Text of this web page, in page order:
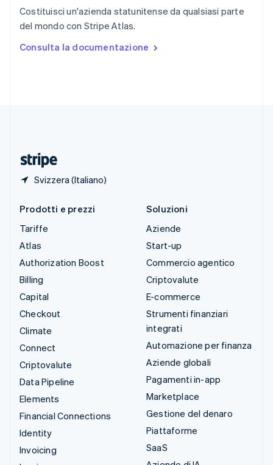
Costituisci un'azienda statunitense da qualsiasi parte
del mondo con Stripe Atlas.
Consulta la documentazione
Svizzera (Italiano)
Spagna
Español English
English Español简体中文
Prodotti e prezzi
Tariffe
Atlas
Authorization Boost
Billing
Capital
Checkout
Climate
Connect
Criptovalute
Data Pipeline
Elements
Financial Connections
Identity
Invoicing
Soluzioni
Aziende
Start-up
Commercio agentico
Criptovalute
E-commerce
Strumenti finanziari
integrati
Automazione per finanza
Aziende globali
Pagamenti in-app
Marketplace
Gestione del denaro
Piattaforme
SaaS